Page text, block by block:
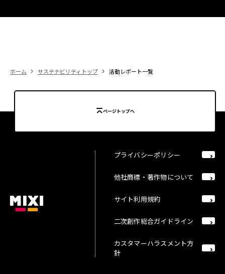
ホーム サステナビリティトップ 活動レポート一覧
ページトップへ
プライバシーポリシー
他社商標・著作物について
サイト利用規約
二次創作総合ガイドライン
カスタマーハラスメント方
針